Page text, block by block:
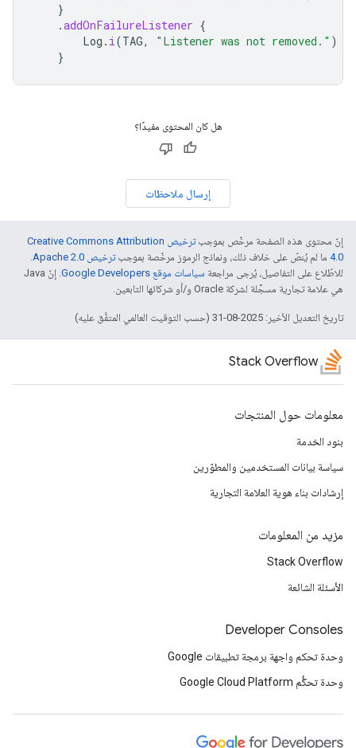
}
.addOnFailureListener {
Log . i(TAG, "Listener was not removed." )
}
هل كان المحتوى مفيدًا؟
إرسال ملاحظات
إنّ محتوى هذه الصفحة مرخّص بموجب
ترخيص Creative Commons Attribution
4.0‏ ما لم يُنصّ على خلاف ذلك، ونماذج الرموز مرخّصة بموجبترخيص Apache 2.0‏
.
للاطّلاع على التفاصيل، يُرجى مراجعة سياسات موقع Google Developers‏
. إنّ Java
هي علامة تجارية مسجَّلة لشركة Oracle و/أو شركائها التابعين.
تاريخ التعديل الأخير: 2025-08-31 (حسب التوقيت العالمي المتفَّق عليه)
Stack Overflow
معلومات حول المنتجات
بنود الخدمة
سياسة بيانات المستخدمين والمطوّرين
إرشادات بناء هوية العلامة التجارية
مزيد من المعلومات
Stack Overflow
الأسئلة الشائعة
Developer Consoles
وحدة تحكم واجهة برمجة تطبيقات Google
وحدة تحكُّم Google Cloud Platform